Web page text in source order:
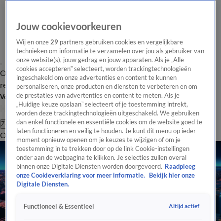
Overzicht Laatste nieuws Regionieuws Het beste van Hart
Tip de
redactie
Volg Hart van Nederland
Zoeken
OverzichtRegioUitzendingenWeerTip de redactiePanelVideo's
Jouw cookievoorkeuren
Wij en onze29 partners gebruiken cookies en vergelijkbare
technieken om informatie te verzamelen over jou als gebruiker van
onze website(s), jouw gedrag en jouw apparaten. Als je „Alle
cookies accepteren” selecteert, worden trackingtechnologieën
ingeschakeld om onze advertenties en content te kunnen
personaliseren, onze producten en diensten te verbeteren en om
de prestaties van advertenties en content te meten. Als je
„Huidige keuze opslaan” selecteert of je toestemming intrekt,
worden deze trackingtechnologieën uitgeschakeld. We gebruiken
dan enkel functionele en essentiële cookies om de website goed te
laten functioneren en veilig te houden. Je kunt dit menu op ieder
moment opnieuw openen om je keuzes te wijzigen of om je
toestemming in te trekken door op de link Cookie-instellingen
onder aan de webpagina te klikken. Je selecties zullen overal
binnen onze Digitale Diensten worden doorgevoerd. Raadpleeg
onze Cookieverklaring voor meer informatie.
Bekijk hier onze
Digitale Diensten.
Functioneel & Essentieel Altijd actief